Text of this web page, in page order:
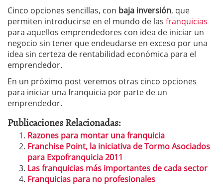
Cinco opciones sencillas, con baja inversión, que
permiten introducirse en el mundo de las franquicias
para aquellos emprendedores con idea de iniciar un
negocio sin tener que endeudarse en exceso por una
idea sin certeza de rentabilidad económica para el
emprendedor.
En un próximo post veremos otras cinco opciones
para iniciar una franquicia por parte de un
emprendedor.
Publicaciones Relacionadas:
Razones para montar una franquicia
Franchise Point, la iniciativa de Tormo Asociados
para Expofranquicia 2011
Las franquicias más importantes de cada sector
Franquicias para no profesionales